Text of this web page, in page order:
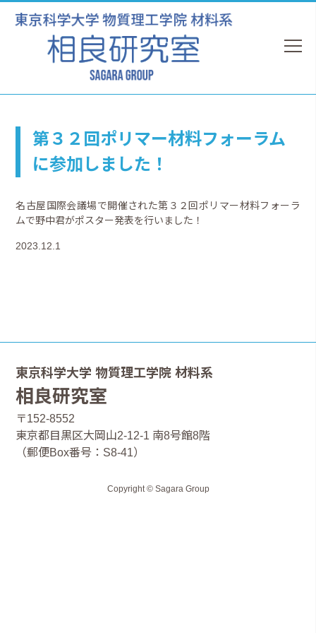
第３２回ポリマー材料フォーラム
に参加しました！
名古屋国際会議場で開催された第３２回ポリマー材料フォーラ
ムで野中君がポスター発表を行いました！
2023.12.1
東京科学大学 物質理工学院 材料系
相良研究室
〒152-8552
東京都目黒区大岡山2-12-1 南8号館8階
（郵便Box番号：S8-41）
Copyright © Sagara Group